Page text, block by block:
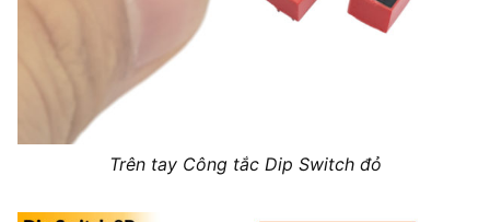
Trên tay Công tắc Dip Switch đỏ